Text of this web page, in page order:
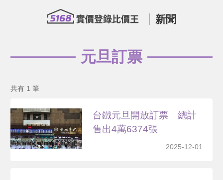
新聞
元旦訂票
共有 1 筆
台鐵元旦開放訂票 總計
售出4萬6374張
2025-12-01